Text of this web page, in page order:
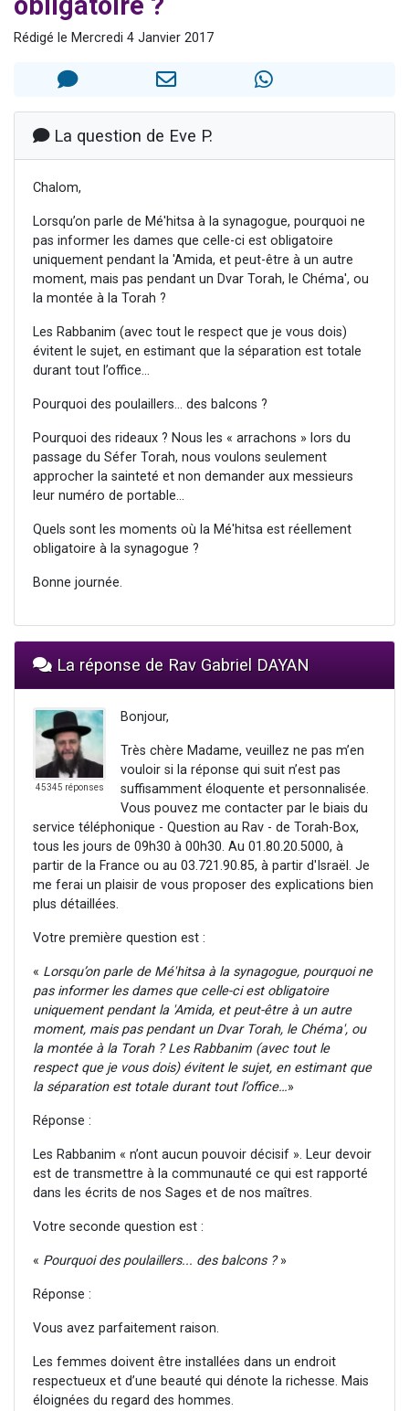
Il reste 49 places pour étudier en groupe sur Zoom
Eva vient de donner son Maasser
Rédigé le Mercredi 4 Janvier 2017
La question de Eve P.
Chalom,
Lorsqu’on parle de Mé'hitsa à la synagogue, pourquoi ne
pas informer les dames que celle-ci est obligatoire
uniquement pendant la 'Amida, et peut-être à un autre
moment, mais pas pendant un Dvar Torah, le Chéma', ou
la montée à la Torah ?
Les Rabbanim (avec tout le respect que je vous dois)
évitent le sujet, en estimant que la séparation est totale
durant tout l’office…
Pourquoi des poulaillers... des balcons ?
Pourquoi des rideaux ? Nous les « arrachons » lors du
passage du Séfer Torah, nous voulons seulement
approcher la sainteté et non demander aux messieurs
leur numéro de portable…
Quels sont les moments où la Mé'hitsa est réellement
obligatoire à la synagogue ?
Bonne journée.
La réponse de Rav Gabriel DAYAN
45345 réponses
Bonjour,
Très chère Madame, veuillez ne pas m’en
vouloir si la réponse qui suit n’est pas
suffisamment éloquente et personnalisée.
Vous pouvez me contacter par le biais du
service téléphonique - Question au Rav - de Torah-Box,
tous les jours de 09h30 à 00h30. Au 01.80.20.5000, à
partir de la France ou au 03.721.90.85, à partir d'Israël. Je
me ferai un plaisir de vous proposer des explications bien
plus détaillées.
Votre première question est :
« Lorsqu’on parle de Mé'hitsa à la synagogue, pourquoi ne
pas informer les dames que celle-ci est obligatoire
uniquement pendant la 'Amida, et peut-être à un autre
moment, mais pas pendant un Dvar Torah, le Chéma', ou
la montée à la Torah ? Les Rabbanim (avec tout le
respect que je vous dois) évitent le sujet, en estimant que
la séparation est totale durant tout l’office…»
Réponse :
Les Rabbanim « n’ont aucun pouvoir décisif ». Leur devoir
est de transmettre à la communauté ce qui est rapporté
dans les écrits de nos Sages et de nos maîtres.
Votre seconde question est :
« Pourquoi des poulaillers... des balcons ?»
Réponse :
Vous avez parfaitement raison.
Les femmes doivent être installées dans un endroit
respectueux et d’une beauté qui dénote la richesse. Mais
éloignées du regard des hommes.